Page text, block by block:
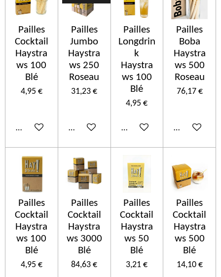
Pailles
Cocktail
Haystra
ws 100
Blé
4,95 €
In den Warenkorb
Pailles
Jumbo
Haystra
ws 250
Roseau
31,23 €
In den Warenkorb
Pailles
Longdrin
k
Haystra
ws 100
Blé
4,95 €
In den Warenkorb
Pailles
Boba
Haystra
ws 500
Roseau
76,17 €
In den
Pailles
Cocktail
Haystra
ws 100
Blé
4,95 €
Pailles
Cocktail
Haystra
ws 3000
Blé
84,63 €
Pailles
Cocktail
Haystra
ws 50
Blé
3,21 €
Pailles
Cocktail
Haystra
ws 500
Blé
14,10 €